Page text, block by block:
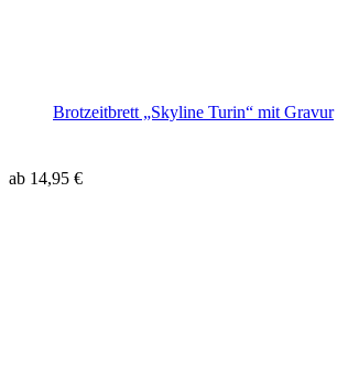
Brotzeitbrett „Skyline Turin“ mit Gravur
ab 14,95 €